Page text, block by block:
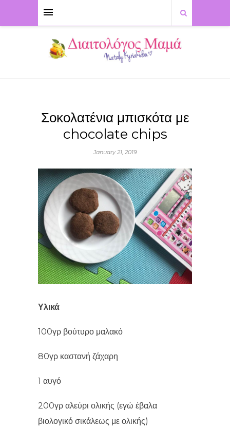
Σοκολατένια μπισκότα με
chocolate chips
January 21, 2019
Υλικά
100γρ βούτυρο μαλακό
80γρ καστανή ζάχαρη
1 αυγό
200γρ αλεύρι ολικής (εγώ έβαλα
βιολογικό σικάλεως με ολικής)